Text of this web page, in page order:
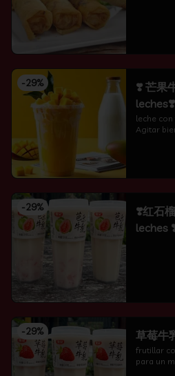
-29%
❣️ 芒果
leches❣️
leche
Agitar
-29%
❣️红石榴牛乳
leches
-29% 草莓牛
frutillar
para un